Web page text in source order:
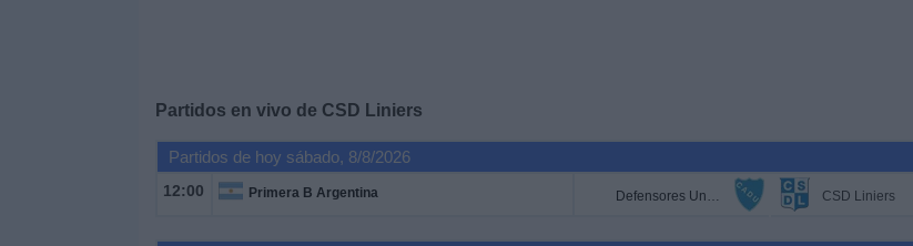
Partidos en vivo de CSD Liniers
Partidos de hoy sábado, 8/8/2026
12:00 Primera B Argentina Defensores Unidos CSD Liniers